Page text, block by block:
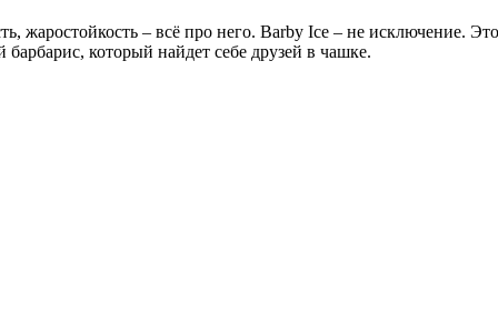
– всё про него. Barby Ice – не исключение.
который найдет себе друзей в чашке.